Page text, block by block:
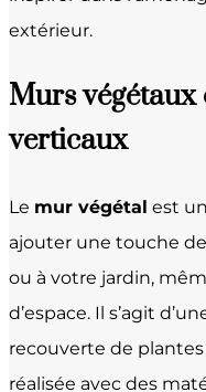
extérieur.
Murs
verticaux
Le mur végétal est
ajouter une touche
ou à votre jardin,
d’espace. Il s’agit
recouverte de
réalisée avec des